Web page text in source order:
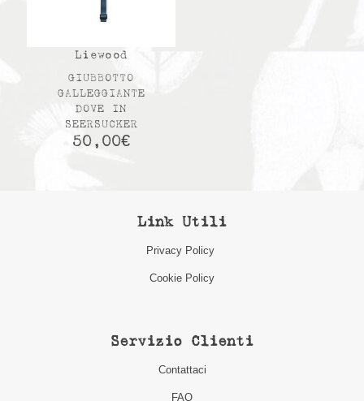
Liewood
GIUBBOTTO
GALLEGGIANTE
DOVE IN
SEERSUCKER
50,00€
Link Utili
Privacy Policy
Cookie Policy
Servizio Clienti
Contattaci
FAQ